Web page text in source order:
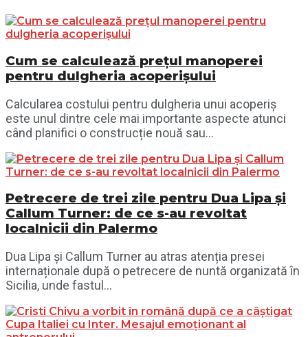
Cum se calculează prețul manoperei
pentru dulgheria acoperișului
Calcularea costului pentru dulgheria unui acoperiș
este unul dintre cele mai importante aspecte atunci
când planifici o construcție nouă sau...
Petrecere de trei zile pentru Dua Lipa și
Callum Turner: de ce s-au revoltat
localnicii din Palermo
Dua Lipa și Callum Turner au atras atenția presei
internaționale după o petrecere de nuntă organizată în
Sicilia, unde fastul...